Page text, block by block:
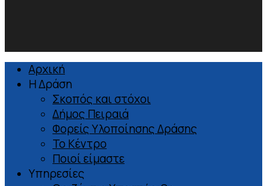
Close
Menu
Αρχική
Η Δράση
Σκοπός και στόχοι
Δήμος Πειραιά
Φορείς Υλοποίησης Δράσης
Το Κέντρο
Ποιοί είμαστε
Υπηρεσίες